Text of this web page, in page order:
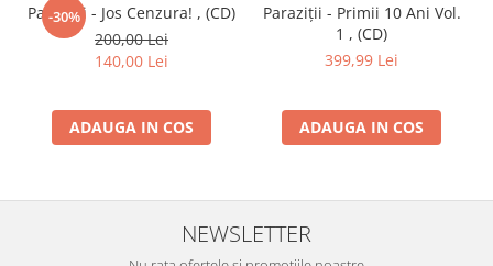
-30%
Paraziții - Jos Cenzura! , (CD)
200,00 Lei
140,00 Lei
ADAUGA IN COS
Paraziții - Primii 10 Ani Vol.
1 , (CD)
399,99 Lei
ADAUGA IN COS
NEWSLETTER